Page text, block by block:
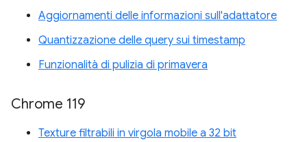
Aggiornamenti delle informazioni sull'adattatore
Quantizzazione delle query sui timestamp
Funzionalità di pulizia di primavera
Chrome 119
Texture filtrabili in virgola mobile a 32 bit